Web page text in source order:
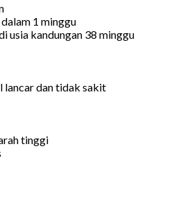
1 minggu
usia kandungan 38 minggu
lancar dan tidak sakit
tinggi